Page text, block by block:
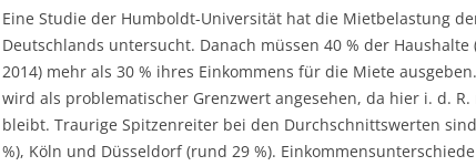
Eine Studie der Humboldt-Universität hat die Mietbelastung
Deutschlands untersucht. Danach müssen 40 % der Haushalte
2014) mehr als 30 % ihres Einkommens für die Miete
wird als problematischer Grenzwert angesehen, da hier i. d.
bleibt. Traurige Spitzenreiter bei den Durchschnittswerten sind
%), Köln und Düsseldorf (rund 29 %).